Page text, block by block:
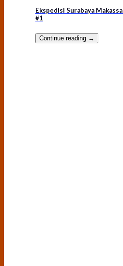
Ekspedisi Surabaya
#1
Continue reading →